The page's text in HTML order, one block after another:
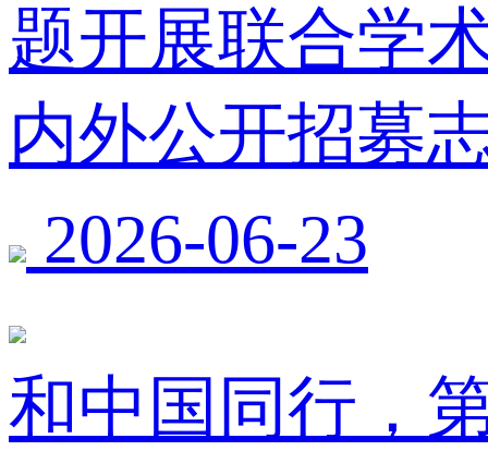
题开展联合学
内外公开招募
2026-06-23
和中国同行，